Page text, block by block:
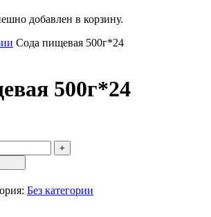
добавлен в корзину.
Сода пищевая 500г*24
500г*24
Без категории